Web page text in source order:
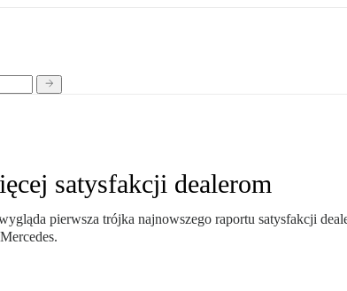
satysfakcji dealerom
pierwsza trójka najnowszego raportu satysfakcji